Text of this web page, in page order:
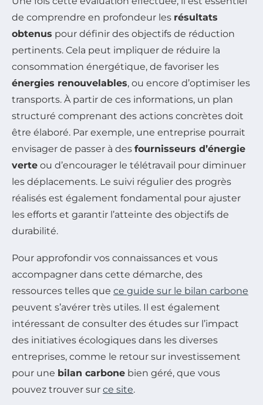
de comprendre en profondeur les résultats
obtenus pour définir des objectifs de réduction
pertinents. Cela peut impliquer de réduire la
consommation énergétique, de favoriser les
énergies renouvelables, ou encore d’optimiser les
transports. À partir de ces informations, un plan
structuré comprenant des actions concrètes doit
être élaboré. Par exemple, une entreprise pourrait
envisager de passer à des fournisseurs d’énergie
verte ou d’encourager le télétravail pour diminuer
les déplacements. Le suivi régulier des progrès
réalisés est également fondamental pour ajuster
les efforts et garantir l’atteinte des objectifs de
durabilité.
Pour approfondir vos connaissances et vous
accompagner dans cette démarche, des
ressources telles que ce guide sur le bilan carbone
peuvent s’avérer très utiles. Il est également
intéressant de consulter des études sur l’impact
des initiatives écologiques dans les diverses
entreprises, comme le retour sur investissement
pour une bilan carbone bien géré, que vous
pouvez trouver sur ce site.